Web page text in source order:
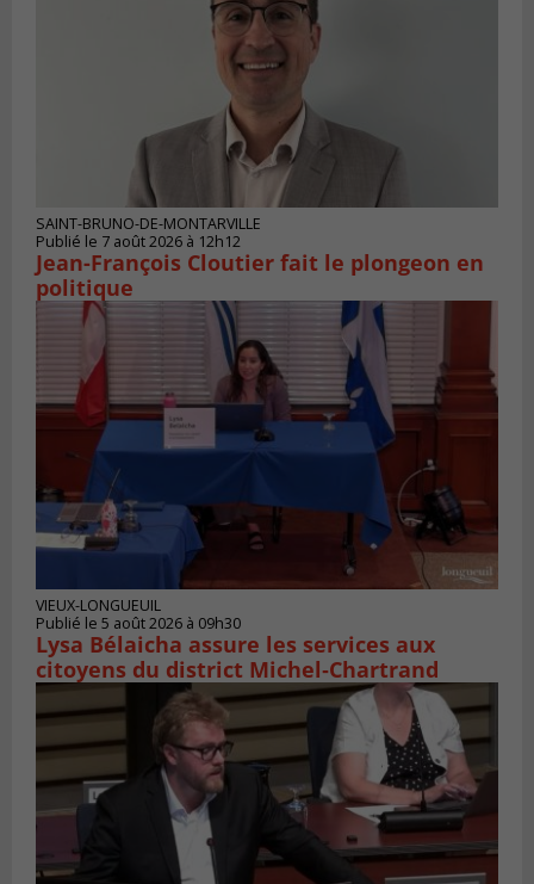
SAINT-BRUNO-DE-MONTARVILLE
Publié le 7 août 2026 à 12h12
Jean-François Cloutier fait le plongeon en
politique
VIEUX-LONGUEUIL
Publié le 5 août 2026 à 09h30
Lysa Bélaicha assure les services aux
citoyens du district Michel‑Chartrand